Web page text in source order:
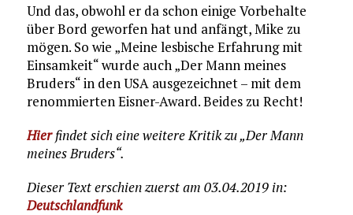
Und das, obwohl er da schon einige Vorbehalte
über Bord geworfen hat und anfängt, Mike zu
mögen. So wie „Meine lesbische Erfahrung mit
Einsamkeit“ wurde auch „Der Mann meines
Bruders“ in den USA ausgezeichnet – mit dem
renommierten Eisner-Award. Beides zu Recht!
Hierfindet sich eine weitere Kritik zu „Der Mann
meines Bruders“.
Dieser Text erschien zuerst am 03.04.2019 in:
Deutschlandfunk